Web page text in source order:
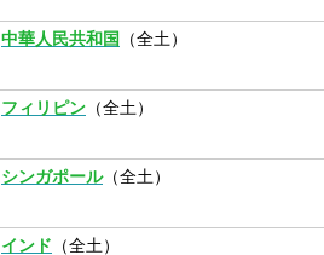
中華人民共和国 （全土）
フィリピン （全土）
シンガポール（全土）
インド （全土）